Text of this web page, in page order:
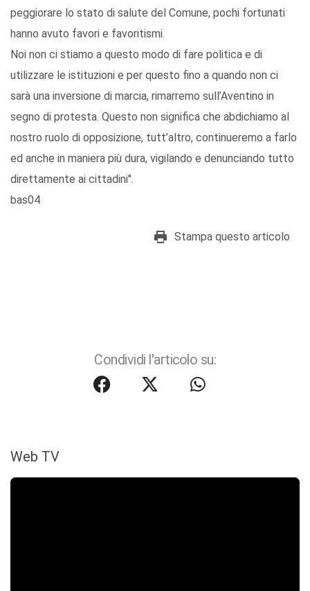
peggiorare lo stato di salute del Comune, pochi fortunati
hanno avuto favori e favoritismi.
Noi non ci stiamo a questo modo di fare politica e di
utilizzare le istituzioni e per questo fino a quando non ci
sarà una inversione di marcia, rimarremo sull’Aventino in
segno di protesta. Questo non significa che abdichiamo al
nostro ruolo di opposizione, tutt’altro, continueremo a farlo
ed anche in maniera più dura, vigilando e denunciando tutto
direttamente ai cittadini".
bas04
Stampa questo articolo
Condividi l'articolo su:
Web TV